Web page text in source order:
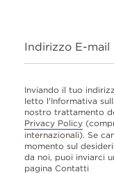
Indirizzo E-mail
Inviando il tuo
letto l'Informativa
nostro trattamento
Privacy Policy
internazionali). Se
momento sul
da noi, puoi inviarci
pagina Contatti